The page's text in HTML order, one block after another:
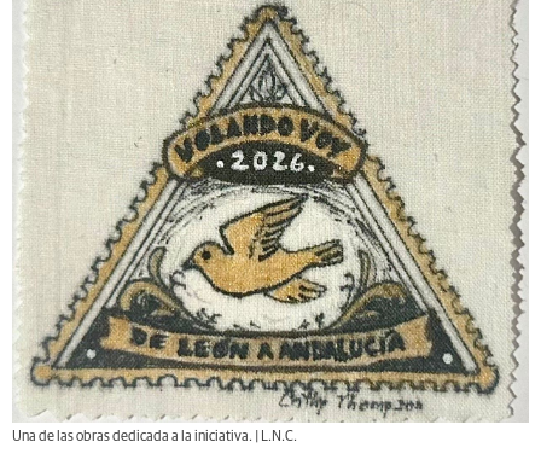
Una de las obras dedicada a la iniciativa. | L.N.C.